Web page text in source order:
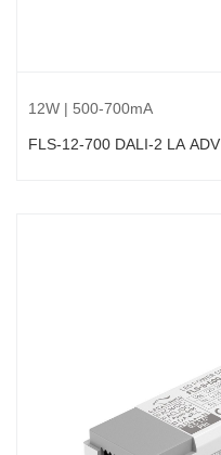
12W | 500-700mA
FLS-12-700 DALI-2 LA ADV